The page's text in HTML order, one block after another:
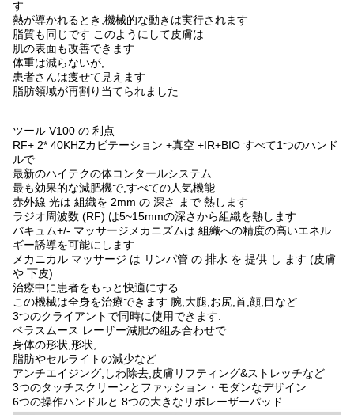
す
熱が導かれるとき,機械的な動きは実行されます
脂質も同じです このようにして皮膚は
肌の表面も改善できます
体重は減らないが,
患者さんは痩せて見えます
脂肪領域が再割り当てられました
ツール V100 の 利点
RF+ 2* 40KHZカビテーション +真空 +IR+BIO すべて1つのハンド
ルで
最新のハイテクの体コンタールシステム
最も効果的な減肥機で,すべての人気機能
赤外線 光は 組織を 2mm の 深さ まで 熱します
ラジオ周波数 (RF) は5~15mmの深さから組織を熱します
バキュム+/- マッサージメカニズムは 組織への精度の高いエネル
ギー誘導を可能にします
メカニカル マッサージ は リンパ管 の 排水 を 提供 し ます (皮膚
や 下皮)
治療中に患者をもっと快適にする
この機械は全身を治療できます 腕,大腿,お尻,首,顔,目など
3つのクライアントで同時に使用できます.
ベラスムース レーザー減肥の組み合わせで
身体の形状,形状,
脂肪やセルライトの減少など
アンチエイジング,しわ除去,皮膚リフティング&ストレッチなど
3つのタッチスクリーンとファッション・モダンなデザイン
6つの操作ハンドルと 8つの大きなリポレーザーパッド